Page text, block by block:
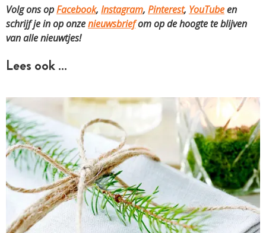
Volg ons opFacebook, Instagram, Pinterest, YouTubeen
schrijf je in op onzenieuwsbriefom op de hoogte te blijven
van alle nieuwtjes!
Lees ook …